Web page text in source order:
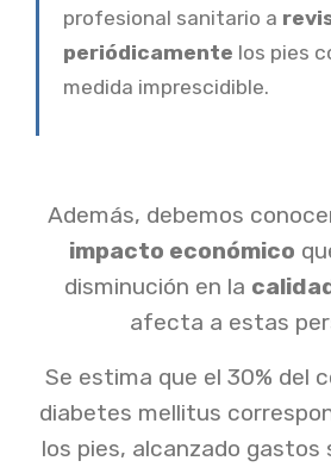
profesional sanitario a
periódicamente los pies
medida imprescidible.
Además, debemos
impacto económico
disminución en la
afecta a estas
Se estima que el 30% del
diabetes mellitus
los pies, alcanzado gastos